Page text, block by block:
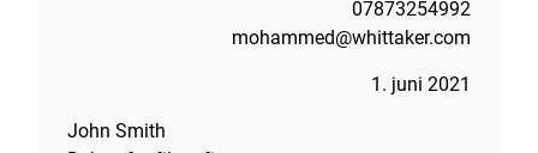
07873254992
mohammed@whittaker.com
1. juni 2021
John Smith